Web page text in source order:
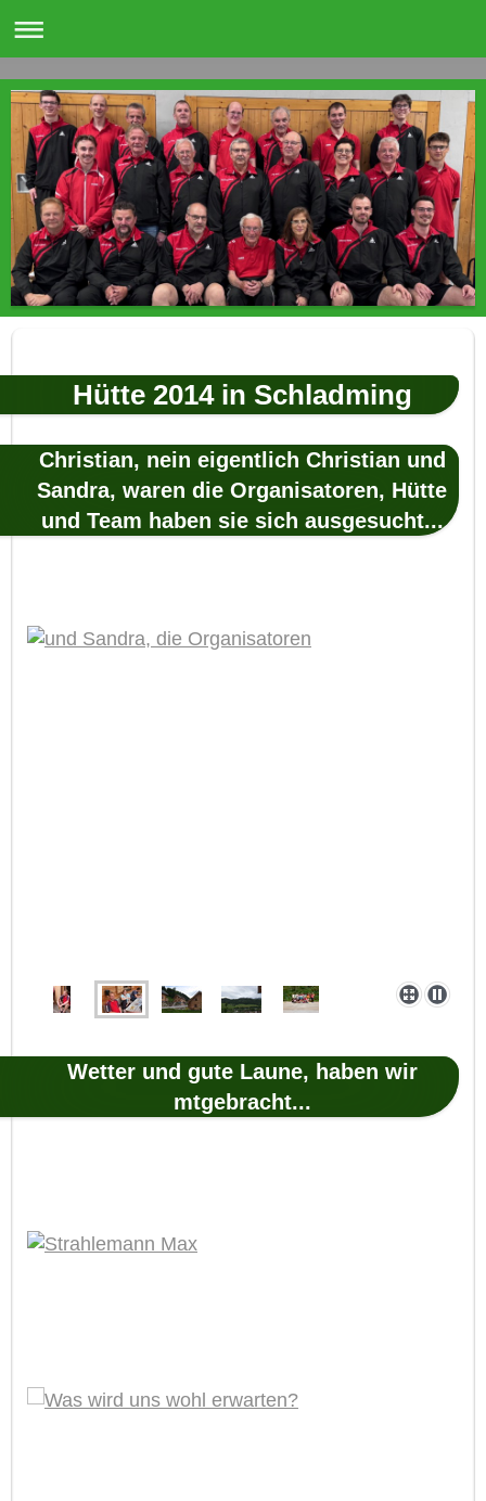
Hütte 2014 in Schladming
Christian, nein eigentlich Christian und
Sandra, waren die Organisatoren, Hütte
und Team haben sie sich ausgesucht...
Wetter und gute Laune, haben wir
mtgebracht...